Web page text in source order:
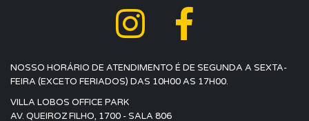
NOSSO HORÁRIO DE ATENDIMENTO É DE SEGUNDA A SEXTA-
FEIRA (EXCETO FERIADOS) DAS 10H00 AS 17H00.
VILLA LOBOS OFFICE PARK
AV. QUEIROZ FILHO, 1700 - SALA 806